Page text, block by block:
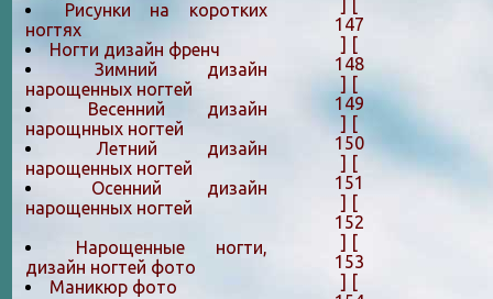
] [
147
] [
148
] [
149
] [
150
] [
151
] [
152
] [
153
] [
Рисунки на коротких
ногтях
Ногти дизайн френч
Зимний дизайн
нарощенных ногтей
Весенний дизайн
нарощнных ногтей
Летний дизайн
нарощенных ногтей
Осенний дизайн
нарощенных ногтей
Нарощенные ногти,
дизайн ногтей фото
Маникюр фото